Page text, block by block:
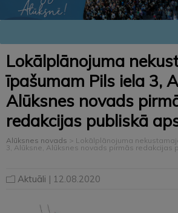
Lokālplānojuma
īpašumam Pils iela 3,
Alūksnes novads
redakcijas publiskā
Alūksnes novads > Lokālplānojuma
3, Alūksne, Alūksnes novads pirmās redakcijas
Aktuāli | 12.08.2020